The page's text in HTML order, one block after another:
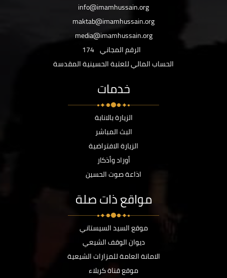
info@imamhussain.org
maktab@imamhussain.org
media@imamhussain.org
الرقم المجاني 174
الحساب المالي للعتبة الحسينية المقدسة
خدمات
الزيارة بالانابة
البث المباشر
الزيارة الافتراضية
أوراد وأذكار
اذاعة صوت الحسين
مواقع ذات صلة
موقع السيد السيستاني
ديوان الوقف الشيعي
الامانة العامة للمزارات الشيعية
موقع قناة كربلاء